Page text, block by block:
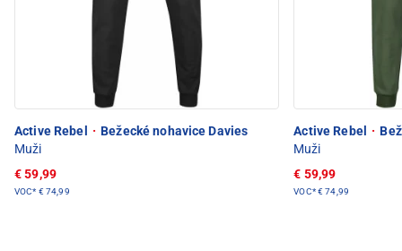
Active Rebel · Bežecké nohavice Davies
Muži
€ 59,99
VOC* € 74,99
Active Rebel ·
Muži
€ 59,99
VOC*€ 74,99